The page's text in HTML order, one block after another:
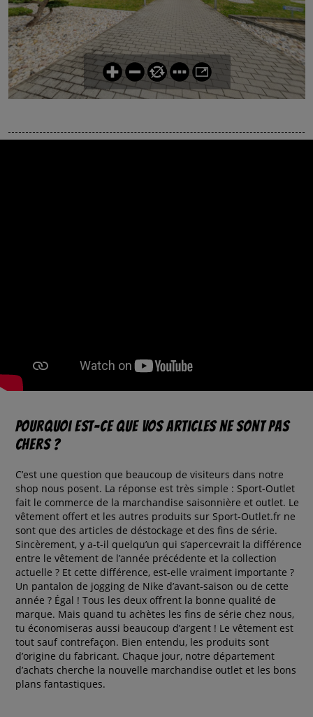
Pourquoi est-ce que vos articles ne sont pas
chers ?
C’est une question que beaucoup de visiteurs dans notre
shop nous posent. La réponse est très simple : Sport-Outlet
fait le commerce de la marchandise saisonnière et outlet. Le
vêtement offert et les autres produits sur Sport-Outlet.fr ne
sont que des articles de déstockage et des fins de série.
Sincèrement, y a-t-il quelqu’un qui s’apercevrait la différence
entre le vêtement de l’année précédente et la collection
actuelle ? Et cette différence, est-elle vraiment importante ?
Un pantalon de jogging de Nike d’avant-saison ou de cette
année ? Égal ! Tous les deux offrent la bonne qualité de
marque. Mais quand tu achètes les fins de série chez nous,
tu économiseras aussi beaucoup d’argent ! Le vêtement est
tout sauf contrefaçon. Bien entendu, les produits sont
d’origine du fabricant. Chaque jour, notre département
d’achats cherche la nouvelle marchandise outlet et les bons
plans fantastiques.